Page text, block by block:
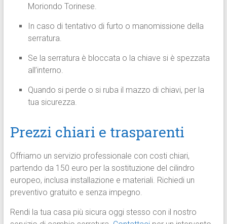
Moriondo Torinese.
In caso di tentativo di furto o manomissione della
serratura.
Se la serratura è bloccata o la chiave si è spezzata
all’interno.
Quando si perde o si ruba il mazzo di chiavi, per la
tua sicurezza.
Prezzi chiari e trasparenti
Offriamo un servizio professionale con costi chiari,
partendo da 150 euro per la sostituzione del cilindro
europeo, inclusa installazione e materiali. Richiedi un
preventivo gratuito e senza impegno.
Rendi la tua casa più sicura oggi stesso con il nostro